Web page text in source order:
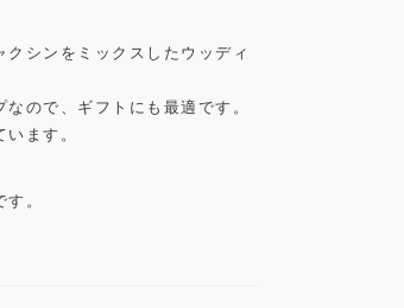
シンをミックスしたウッディ
ので、ギフトにも最適です。
ます。
。